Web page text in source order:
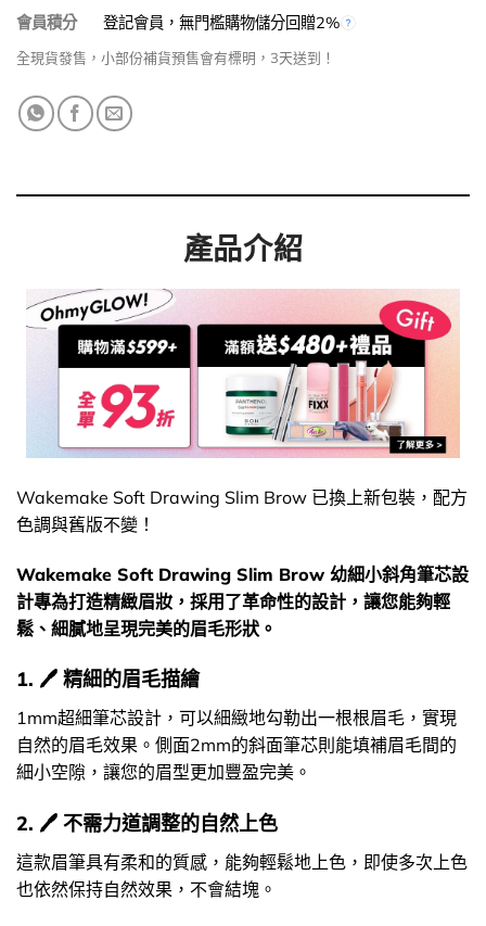
會員積分
登記會員，無門檻購物儲分回贈2%
全現貨發售，小部份補貨預售會有標明，3天送到！
產品介紹
Wakemake Soft Drawing Slim Brow 已換上新包裝，配方
色調與舊版不變！
Wakemake Soft Drawing Slim Brow 幼細小斜角筆芯設
計專為打造精緻眉妝，採用了革命性的設計，讓您能夠輕
鬆、細膩地呈現完美的眉毛形狀。
1. 🖊️ 精細的眉毛描繪
1mm超細筆芯設計，可以細緻地勾勒出一根根眉毛，實現
自然的眉毛效果。側面2mm的斜面筆芯則能填補眉毛間的
細小空隙，讓您的眉型更加豐盈完美。
2. 🖊️ 不需力道調整的自然上色
這款眉筆具有柔和的質感，能夠輕鬆地上色，即使多次上色
也依然保持自然效果，不會結塊。